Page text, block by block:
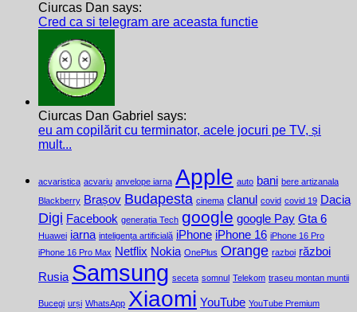
Ciurcas Dan says:
Cred ca si telegram are aceasta functie
Ciurcas Dan Gabriel says:
eu am copilărit cu terminator, acele jocuri pe TV, și
mult...
acvaristica acvariu anvelope iarna Apple auto bani bere artizanala
Blackberry Brașov Budapesta cinema clanul covid covid 19 Dacia
Digi Facebook generația Tech google google Pay Gta 6
Huawei iarna inteligența artificială iPhone iPhone 16 iPhone 16 Pro
iPhone 16 Pro Max Netflix Nokia OnePlus Orange razboi război
Rusia Samsung seceta somnul Telekom traseu montan muntii
Bucegi urși WhatsApp Xiaomi YouTube YouTube Premium